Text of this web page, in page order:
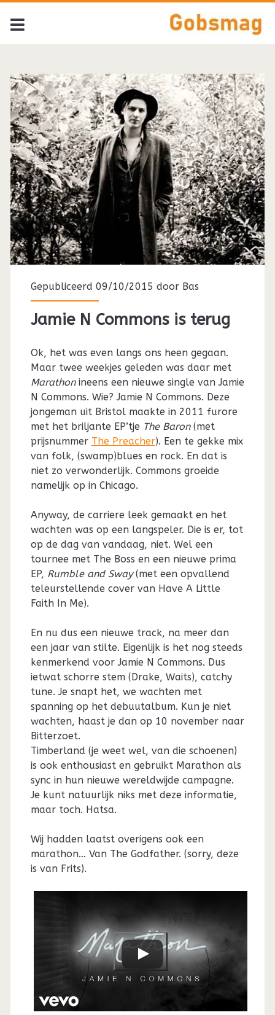
Tag:
<span>Tom
Waits</span>
Gepubliceerd 09/10/2015 door Bas
Jamie N Commons is terug
Ok, het was even langs ons heen gegaan.
Maar twee weekjes geleden was daar met
Marathonineens een nieuwe single van Jamie
N Commons. Wie? Jamie N Commons. Deze
jongeman uit Bristol maakte in 2011 furore
met het briljante EP’tje The Baron(met
prijsnummer The Preacher). Een te gekke mix
van folk, (swamp)blues en rock. En dat is
niet zo verwonderlijk. Commons groeide
namelijk op in Chicago.
Anyway, de carriere leek gemaakt en het
wachten was op een langspeler. Die is er, tot
op de dag van vandaag, niet. Wel een
tournee met The Boss en een nieuwe prima
EP, Rumble and Sway(met een opvallend
teleurstellende cover van Have A Little
Faith In Me).
En nu dus een nieuwe track, na meer dan
een jaar van stilte. Eigenlijk is het nog steeds
kenmerkend voor Jamie N Commons. Dus
ietwat schorre stem (Drake, Waits), catchy
tune. Je snapt het, we wachten met
spanning op het debuutalbum. Kun je niet
wachten, haast je dan op 10 november naar
Bitterzoet.
Timberland (je weet wel, van die schoenen)
is ook enthousiast en gebruikt Marathon als
sync in hun nieuwe wereldwijde campagne.
Je kunt natuurlijk niks met deze informatie,
maar toch. Hatsa.
Wij hadden laatst overigens ook een
marathon… Van The Godfather. (sorry, deze
is van Frits).